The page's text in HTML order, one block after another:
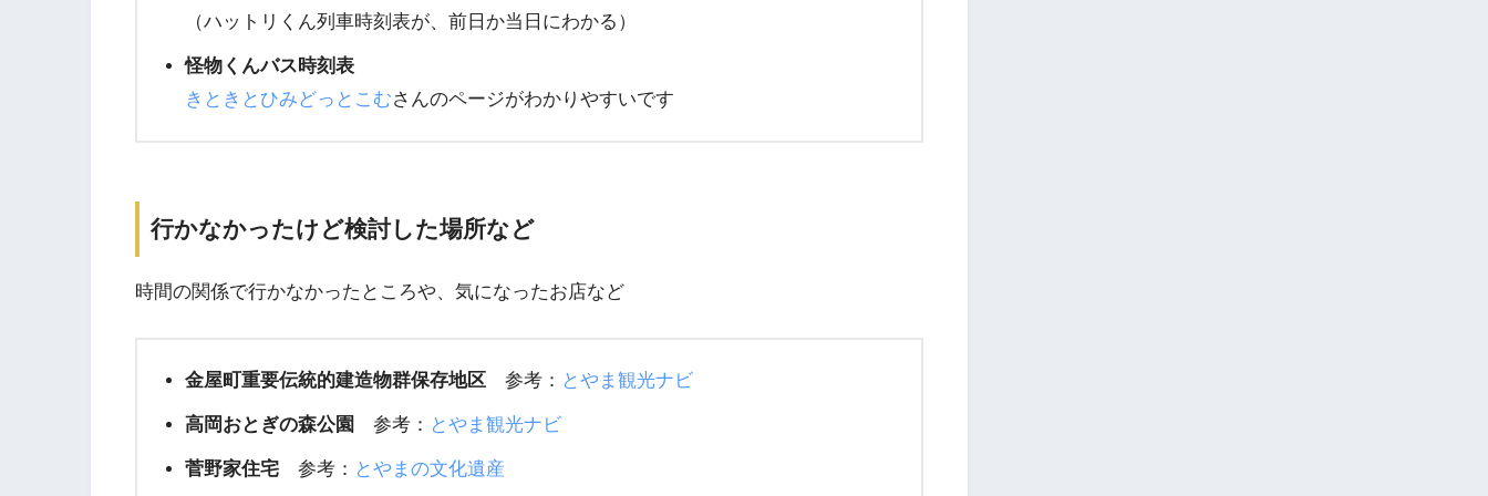
（ハットリくん列車時刻表が、前日か当日にわかる）
怪物くんバス時刻表
きときとひみどっとこむさんのページがわかりやすいです
行かなかったけど検討した場所など
時間の関係で行かなかったところや、気になったお店など
金屋町重要伝統的建造物群保存地区参考： とやま観光ナビ
高岡おとぎの森公園 参考： とやま観光ナビ
菅野家住宅参考： とやまの文化遺産